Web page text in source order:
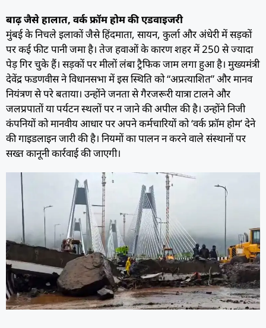
बाढ़ जैसे हालात, वर्क फ्रॉम होम की एडवाइजरी
मुंबई के निचले इलाकों जैसे हिंदमाता, सायन, कुर्ला और अंधेरी में सड़कों
पर कई फीट पानी जमा है। तेज हवाओं के कारण शहर में 250 से ज्यादा
पेड़ गिर चुके हैं। सड़कों पर मीलों लंबा ट्रैफिक जाम लगा हुआ है। मुख्यमंत्री
देवेंद्र फडणवीस ने विधानसभा में इस स्थिति को “अप्रत्याशित” और मानव
नियंत्रण से परे बताया। उन्होंने जनता से गैरजरूरी यात्रा टालने और
जलप्रपातों या पर्यटन स्थलों पर न जाने की अपील की है। उन्होंने निजी
कंपनियों को मानवीय आधार पर अपने कर्मचारियों को ‘वर्क फ्रॉम होम’ देने
की गाइडलाइन जारी की है। नियमों का पालन न करने वाले संस्थानों पर
सख्त कानूनी कार्रवाई की जाएगी।